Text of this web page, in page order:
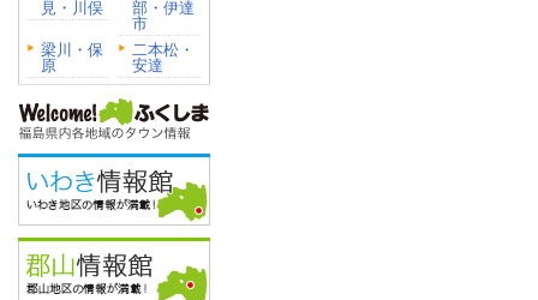
見・川俣
部・伊達
市
梁川・保
原
二本松・
安達